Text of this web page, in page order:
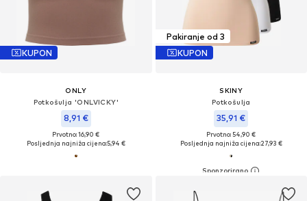
KUPON
ONLY
Potkošulja 'ONLVICKY'
8,91 €
Prvotno: 16,90 €
Posljednja najniža cijena:5,94 €
Pakiranje od 3
KUPON
SKINY
Potkošulja
35,91 €
Prvotno: 54,90 €
Posljednja najniža cijena:27,93 €